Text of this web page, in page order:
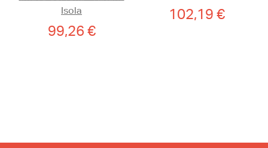
Isola
99,26 €
102,19 €